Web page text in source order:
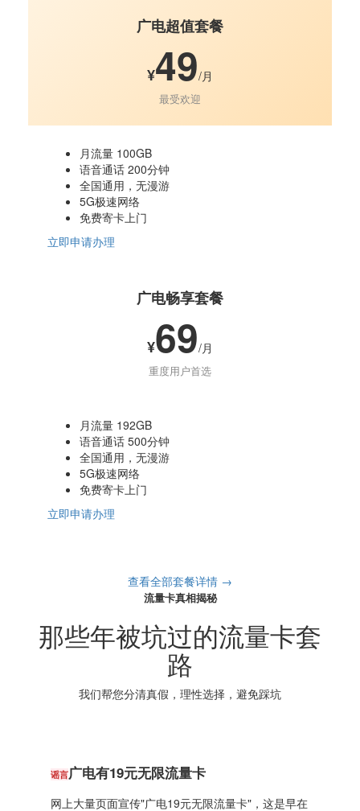
广电超值套餐
¥49/月
最受欢迎
月流量 100GB
语音通话 200分钟
全国通用，无漫游
5G极速网络
免费寄卡上门
立即申请办理
广电畅享套餐
¥69/月
重度用户首选
月流量 192GB
语音通话 500分钟
全国通用，无漫游
5G极速网络
免费寄卡上门
立即申请办理
查看全部套餐详情 →
流量卡真相揭秘
那些年被坑过的流量卡套
路
我们帮您分清真假，理性选择，避免踩坑
谣言广电有19元无限流量卡
网上大量页面宣传"广电19元无限流量卡"，这是早在